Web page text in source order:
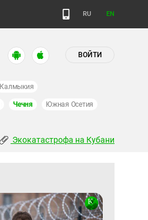
RU EN
ВОЙТИ
Калмыкия
Чечня Южная Осетия
Экокатастрофа на Кубани